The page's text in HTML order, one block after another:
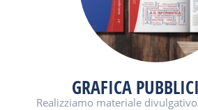
GRAFICA
Realizziamo materiale